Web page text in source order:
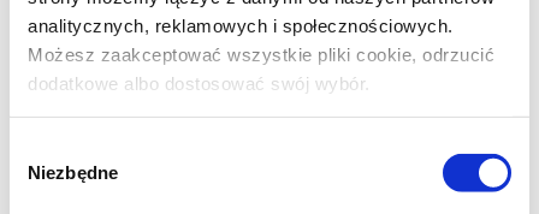
analitycznych, reklamowych i społecznościowych.
Możesz zaakceptować wszystkie pliki cookie, odrzucić
dodatkowe albo dostosować swój wybór.
zgody
Niezbędne
Czy masz ukończone 18 lat?
warto poczekać jeszcze dłużej — to wino na dekady.
ZOBACZ TAKŻE